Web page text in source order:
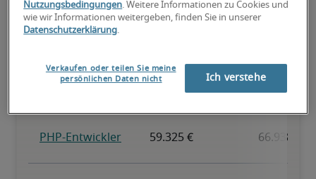
Nutzungsbedingungen. Weitere Informationen zu Cookies und
wie wir Informationen weitergeben, finden Sie in unserer
Datenschutzerklärung.
Verkaufen oder teilen Sie meine
persönlichen Daten nicht
Ich verstehe